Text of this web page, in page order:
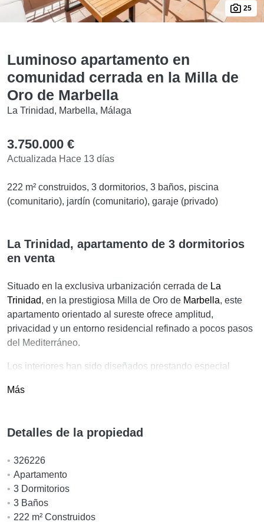
25
Luminoso apartamento en
comunidad cerrada en la Milla de
Oro de Marbella
La Trinidad, Marbella, Málaga
3.750.000 €
Actualizada Hace 13 días
222 m² construidos, 3 dormitorios, 3 baños, piscina
(comunitario), jardín (comunitario), garaje (privado)
La Trinidad, apartamento de 3 dormitorios
en venta
Situado en la exclusiva urbanización cerrada de La
Trinidad, en la prestigiosa Milla de Oro de Marbella, este
apartamento orientado al sureste ofrece amplitud,
privacidad y un entorno residencial refinado a pocos pasos
del Mediterráneo.
Los interiores han sido diseñados prestando especial
La elegante zona de estar y comedor se abre a una amplia
dormitorios en suite, aseo de invitados y una espaciosa
electrodomésticos integrados, un sistema de aire
acondicionado frio y calor de Daikin además de lavandería
independiente. Los suelos de mármol, las líneas
arquitectónicas contemporáneas y los acabados
Más
Detalles de la propiedad
326226
Apartamento
3 Dormitorios
3 Baños
222 m² Construidos